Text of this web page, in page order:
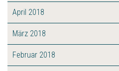
April 2018
März 2018
Februar 2018